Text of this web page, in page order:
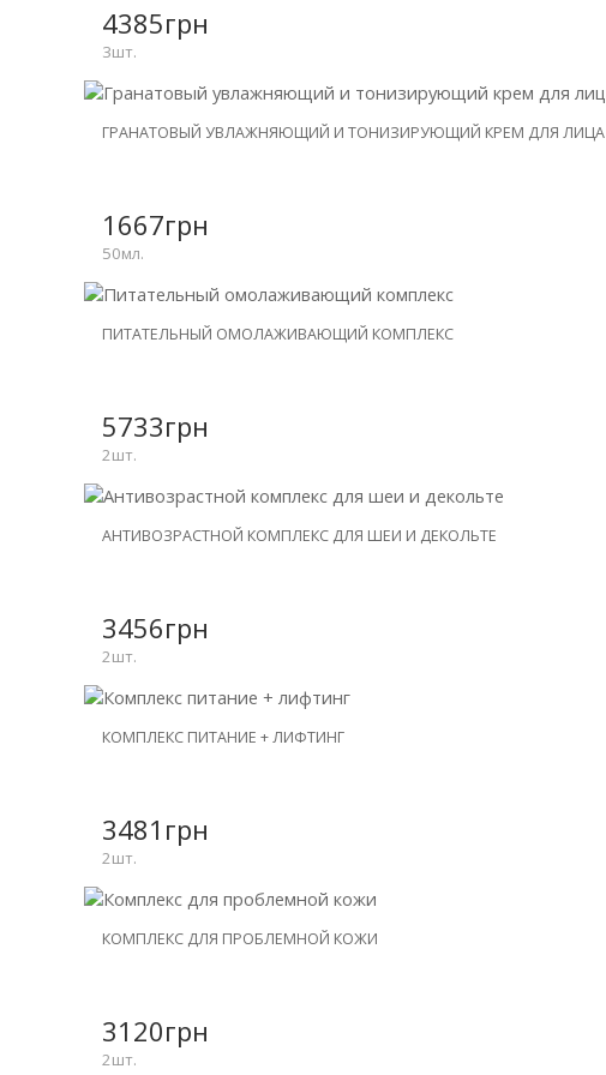
-20%
4385грн
3шт.
НОВИНКА
ГРАНАТОВЫЙ УВЛАЖНЯЮЩИЙ И ТОНИЗИРУЮЩИЙ КРЕМ ДЛЯ ЛИЦА
1667грн
50мл.
НОВИНКА
-31%
ПИТАТЕЛЬНЫЙ ОМОЛАЖИВАЮЩИЙ КОМПЛЕКС
5733грн
2шт.
НОВИНКА
-30%
АНТИВОЗРАСТНОЙ КОМПЛЕКС ДЛЯ ШЕИ И ДЕКОЛЬТЕ
3456грн
2шт.
НОВИНКА
-26%
КОМПЛЕКС ПИТАНИЕ + ЛИФТИНГ
3481грн
2шт.
НОВИНКА
-26%
КОМПЛЕКС ДЛЯ ПРОБЛЕМНОЙ КОЖИ
3120грн
2шт.